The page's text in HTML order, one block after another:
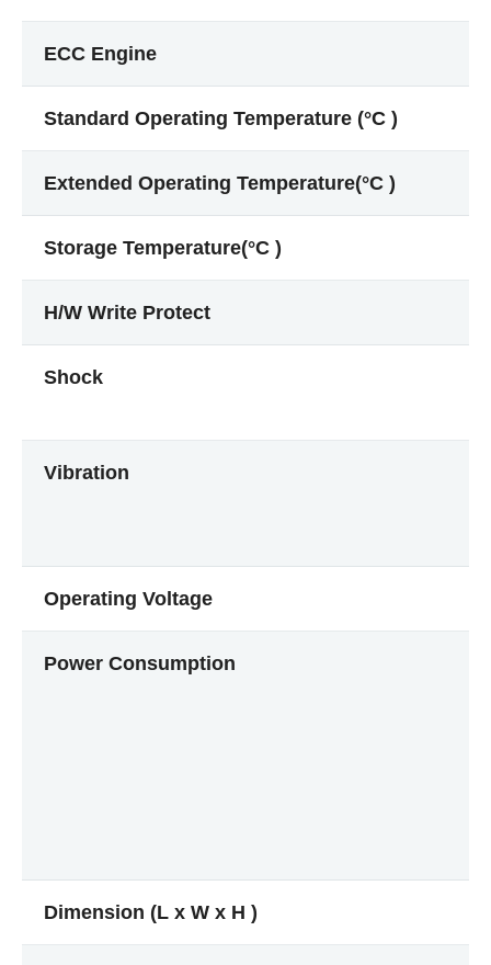
ECC Engine
Standard Operating Temperature (°C )
Extended Operating Temperature(°C )
Storage Temperature(°C )
H/W Write Protect
Shock
Vibration
Operating Voltage
Power Consumption
Dimension (L x W x H )